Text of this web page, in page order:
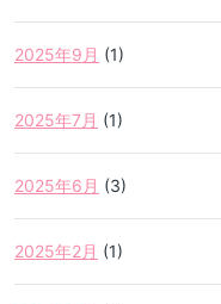
2025年9月 (1)
2025年7月 (1)
2025年6月 (3)
2025年2月 (1)